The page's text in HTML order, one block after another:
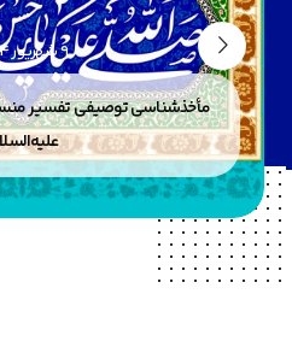
9 شهریور 1404
مأخذشناسی توصیفی تفسیر